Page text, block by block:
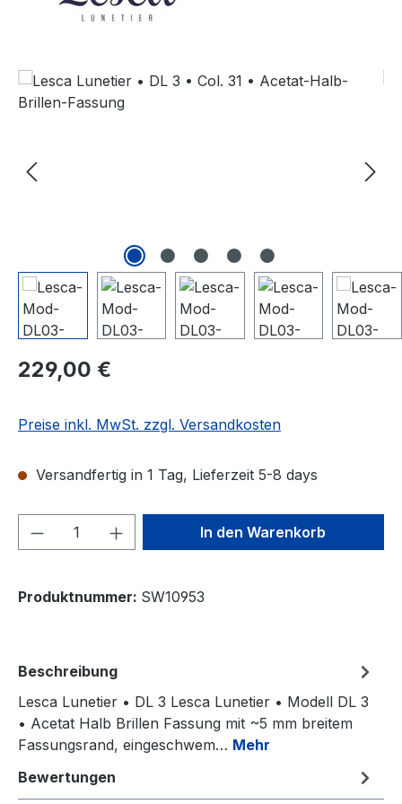
Bildergalerie überspringen
Regulärer Preis:
229,00 €
Preise inkl. MwSt. zzgl. Versandkosten
Versandfertig in 1 Tag, Lieferzeit 5-8 days
Produkt Anzahl: Gib denIn den Warenkorb
Produktnummer: SW10953
Beschreibung
Lesca Lunetier • DL 3 Lesca Lunetier • Modell DL 3
• Acetat Halb Brillen Fassung mit ~5 mm breitem
Fassungsrand, eingeschwem… Mehr
Bewertungen